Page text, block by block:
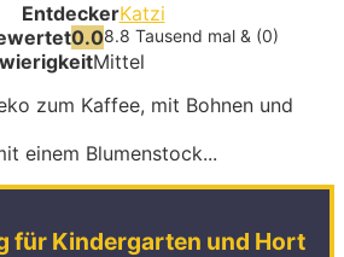
EntdeckerKatzi
0.08.8 Tausend mal & (0)
Mittel
zum Kaffee, mit Bohnen und
einem Blumenstock...
für Kindergarten und Hort